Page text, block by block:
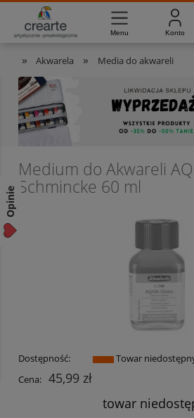
» Akwarela » Media do akwareli
Medium do Akwareli
Schmincke 60 ml
Dostępność:
Towar
Cena: 45,99 zł
towar
Masz pytania? 733-012-789 Pon. - Pt.
Opinie